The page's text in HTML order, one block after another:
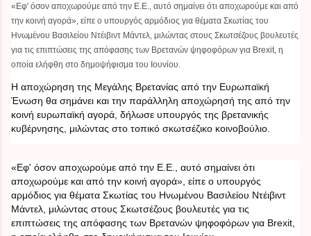
«Εφ' όσον αποχωρούμε από την Ε.Ε., αυτό σημαίνει ότι αποχωρούμε και από
την κοινή αγορά», είπε ο υπουργός αρμόδιος για θέματα Σκωτίας του
Ηνωμένου Βασιλείου Ντέιβιντ Μάντελ, μιλώντας στους Σκωτσέζους βουλευτές
για τις επιπτώσεις της απόφασης των Βρετανών ψηφοφόρων για Brexit, η
οποία ελήφθη στο δημοψήφισμα του Ιουνίου.
Η αποχώρηση της Μεγάλης Βρετανίας από την Ευρωπαϊκή
Ένωση θα σημάνει και την παράλληλη αποχώρησή της από την
κοινή ευρωπαϊκή αγορά, δήλωσε υπουργός της βρετανικής
κυβέρνησης, μιλώντας στο τοπικό σκωτσέζικο κοινοβούλιο.
«Εφ' όσον αποχωρούμε από την Ε.Ε., αυτό σημαίνει ότι
αποχωρούμε και από την κοινή αγορά», είπε ο υπουργός
αρμόδιος για θέματα Σκωτίας του Ηνωμένου Βασιλείου Ντέιβιντ
Μάντελ, μιλώντας στους Σκωτσέζους βουλευτές για τις
επιπτώσεις της απόφασης των Βρετανών ψηφοφόρων για Brexit,